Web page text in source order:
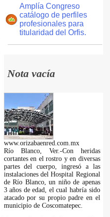
Amplía Congreso
catálogo de perfiles
profesionales para
titularidad del Orfis.
Nota vacía
www.orizabaenred.com.mx
Río Blanco, Ver.-Con heridas
cortantes en el rostro y en diversas
partes del cuerpo, ingresó a las
instalaciones del Hospital Regional
de Río Blanco, un niño de apenas
3 años de edad, el cual habría sido
atacado por su propio padre en el
municipio de Coscomatepec.